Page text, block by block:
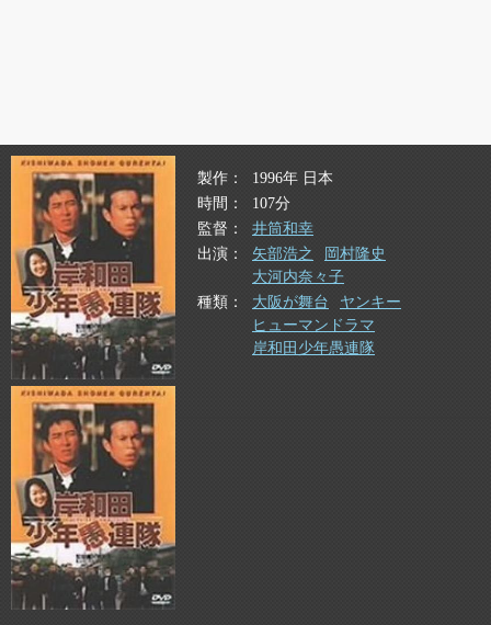
製作
1996年 日本
時間
107分
監督
井筒和幸
出演
矢部浩之
岡村隆史
大河内奈々子
種類
大阪が舞台
ヤンキー
ヒューマンドラマ
岸和田少年愚連隊